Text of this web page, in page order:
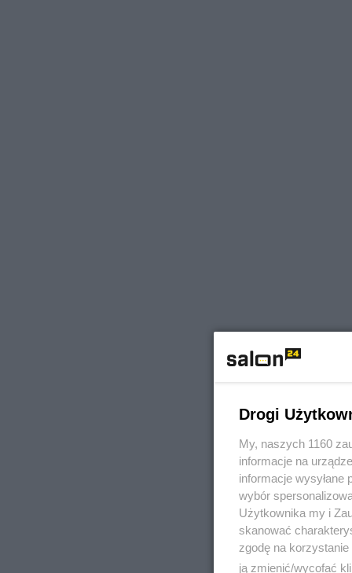
Drogi
My, naszych 1160
informacje na
informacje wysyłane
wybór
Użytkownika my i
skanować
zgodę na
ją zmienić/wycofać